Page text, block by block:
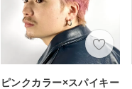
ピンクカラー×スパイキー